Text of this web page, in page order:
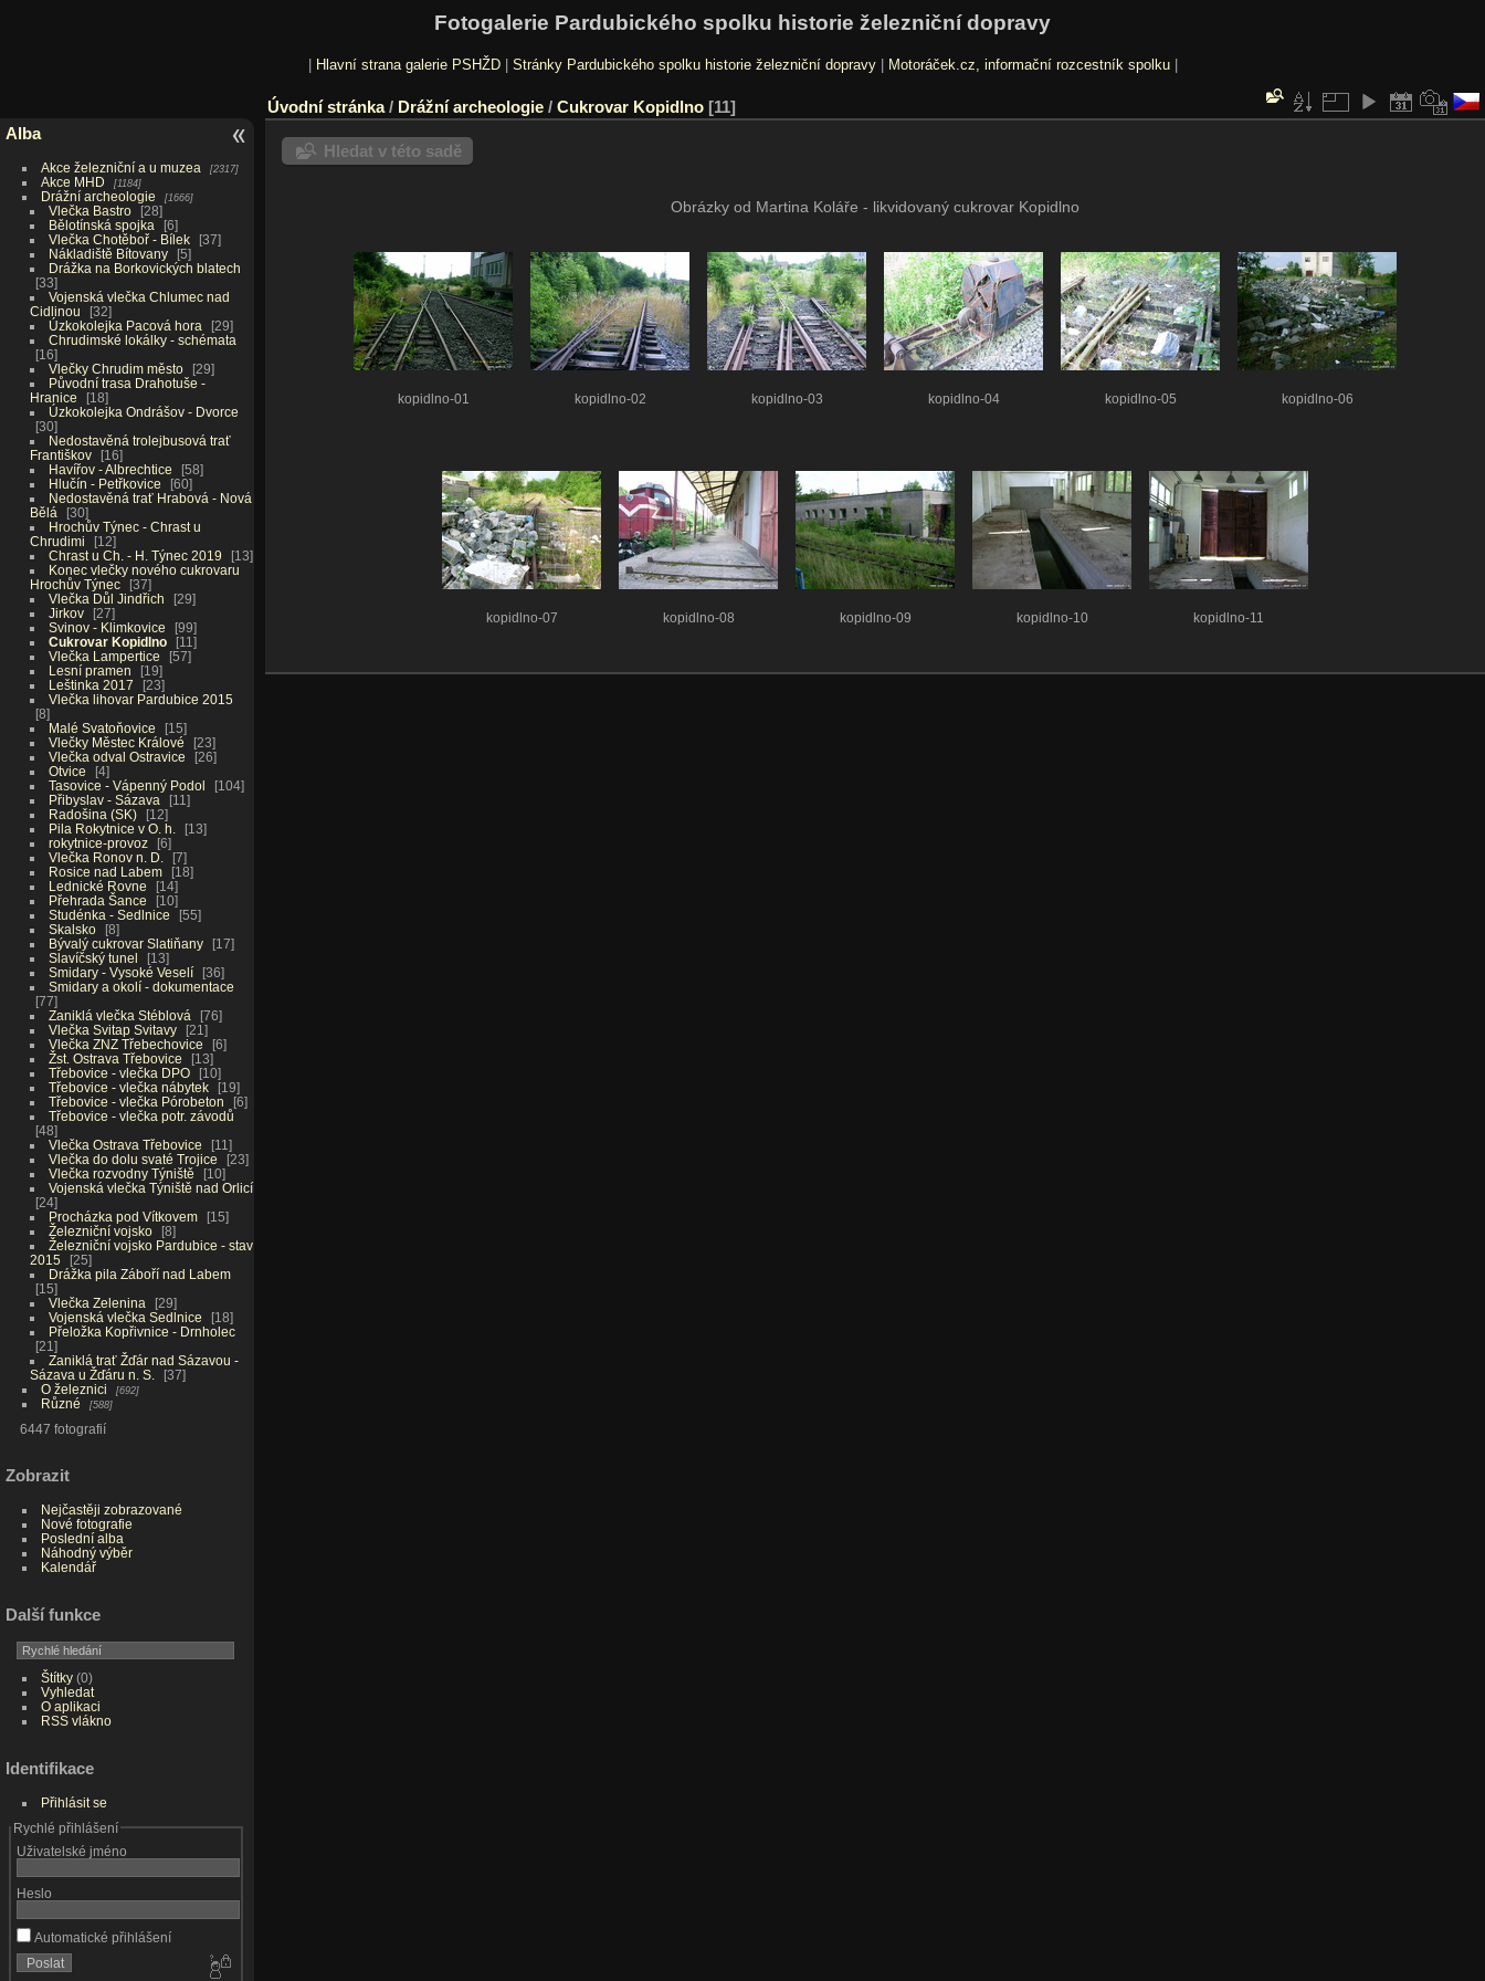
Fotogalerie Pardubického spolku historie železniční dopravy
Hlavní strana galerie PSHŽD| Stránky Pardubického spolku historie železniční dopravy| Motoráček.cz, informační rozcestník spolku|
Alba
Akce železniční a u muzea 2317
Akce MHD 1184
Drážní archeologie 1666
Vlečka Bastro
28
Bělotínská spojka
6
Vlečka Chotěboř - Bílek
37
Nákladiště Bítovany
5
Drážka na Borkovických blatech
33
Vojenská vlečka Chlumec nad
Cidlinou
32
Úzkokolejka Pacová hora
29
Chrudimské lokálky - schémata
16
Vlečky Chrudim město
29
Původní trasa Drahotuše -
Hranice
18
Úzkokolejka Ondrášov - Dvorce
30
Nedostavěná trolejbusová trať
Františkov
16
Havířov - Albrechtice
58
Hlučín - Petřkovice
60
Nedostavěná trať Hrabová - Nová
Bělá
30
Hrochův Týnec - Chrast u
Chrudimi
12
Chrast u Ch. - H. Týnec 2019
13
Konec vlečky nového cukrovaru
Hrochův Týnec
37
Vlečka Důl Jindřich
29
Jirkov
27
Svinov - Klimkovice
99
Cukrovar Kopidlno
11
Vlečka Lampertice
57
Lesní pramen
19
Leštinka 2017
23
Vlečka lihovar Pardubice 2015
8
Malé Svatoňovice
15
Vlečky Městec Králové
23
Vlečka odval Ostravice
26
Otvice
4
Tasovice - Vápenný Podol
104
Přibyslav - Sázava
11
Radošina (SK)
12
Pila Rokytnice v O. h.
13
rokytnice-provoz
6
Vlečka Ronov n. D.
7
Rosice nad Labem
18
Lednické Rovne
14
Přehrada Šance
10
Studénka - Sedlnice
55
Skalsko
8
Bývalý cukrovar Slatiňany
17
Slavíčský tunel
13
Smidary - Vysoké Veselí
36
Smidary a okolí - dokumentace
77
Zaniklá vlečka Stéblová
76
Vlečka Svitap Svitavy
21
Vlečka ZNZ Třebechovice
6
Žst. Ostrava Třebovice
13
Třebovice - vlečka DPO
10
Třebovice - vlečka nábytek
19
Třebovice - vlečka Pórobeton
6
Třebovice - vlečka potr. závodů
48
Vlečka Ostrava Třebovice
11
Vlečka do dolu svaté Trojice
23
Vlečka rozvodny Týniště
10
Vojenská vlečka Týniště nad Orlicí
24
Procházka pod Vítkovem
15
Železniční vojsko
8
Železniční vojsko Pardubice - stav
2015
25
Drážka pila Záboří nad Labem
15
Vlečka Zelenina
29
Vojenská vlečka Sedlnice
18
Přeložka Kopřivnice - Drnholec
21
Zaniklá trať Žďár nad Sázavou -
Sázava u Žďáru n. S.
37
O železnici
692
Různé 588
6447 fotografií
Zobrazit
Nejčastěji zobrazované
Nové fotografie
Poslední alba
Náhodný výběr
Kalendář
Další funkce
Štítky(0)
Vyhledat
O aplikaci
RSS vlákno
Identifikace
Přihlásit se
Rychlé přihlášení
Uživatelské jméno
Heslo
Automatické přihlášení
Úvodní stránka/ Drážní archeologie / Cukrovar Kopidlno 11
Hledat v této sadě
Obrázky od Martina Koláře - likvidovaný cukrovar Kopidlno
kopidlno-01 kopidlno-02 kopidlno-03 kopidlno-04 kopidlno-05 kopidlno-06
kopidlno-07 kopidlno-08 kopidlno-09 kopidlno-10 kopidlno-11